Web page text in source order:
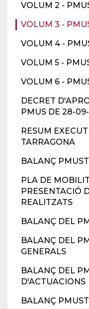
VOLUM 2 -
VOLUM 3 -
VOLUM 4 -
VOLUM 5 -
VOLUM 6 -
DECRET
PMUS DE 28-09-
RESUM
TARRAGONA
BALANÇ
PLA DE
PRESENTACIÓ
REALITZATS
BALANÇ DEL
BALANÇ DEL
GENERALS
BALANÇ DEL
D'ACTUACIONS
BALANÇ